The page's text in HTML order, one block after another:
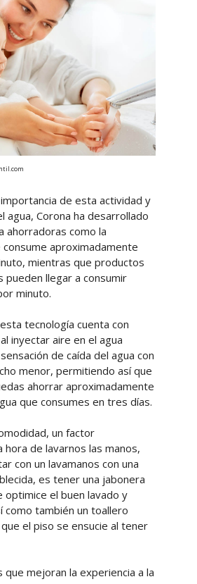
de esta actividad y
agua, Corona ha desarrollado
ahorradoras como la
aproximadamente
mientras que productos
pueden llegar a consumir
minuto.
tecnología cuenta con
inyectar aire en el agua
de caída del agua con
menor, permitiendo así que
ahorrar aproximadamente
que consumes en tres días.
un factor
hora de lavarnos las manos,
con un lavamanos con una
es tener una jabonera
optimice el buen lavado y
como también un toallero
el piso se ensucie al tener
que mejoran la experiencia a la